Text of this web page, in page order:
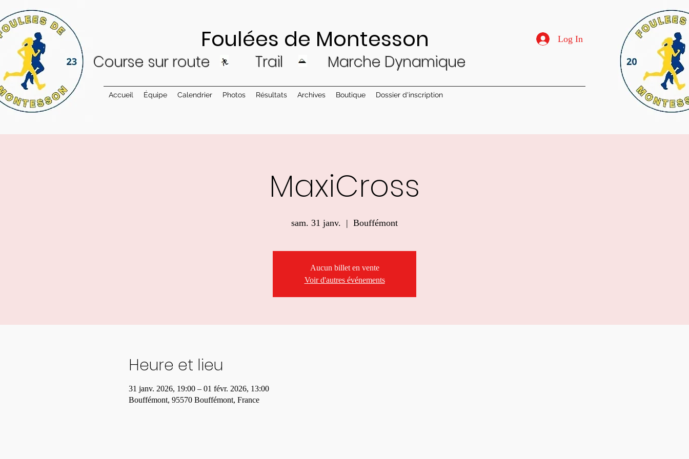
Foulées de Montesson
Course sur route Trail Marche Dynamique
Log In
Accueil Équipe Calendrier Photos Résultats Archives Boutique Dossier d'inscription
MaxiCross
sam. 31 janv.
  |
Bouffémont
Aucun billet en vente
Voir d'autres événements
Heure et lieu
31 janv. 2026, 19:00 – 01 févr. 2026, 13:00
Bouffémont, 95570 Bouffémont, France